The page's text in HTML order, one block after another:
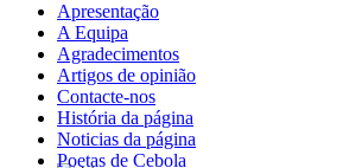
Apresentação
A Equipa
Agradecimentos
Artigos de opinião
Contacte-nos
História da página
Noticias da página
Poetas de Cebola